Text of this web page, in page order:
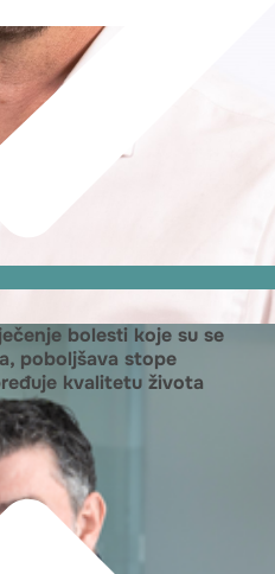
bolesti koje su se
poboljšava stope
kvalitetu života